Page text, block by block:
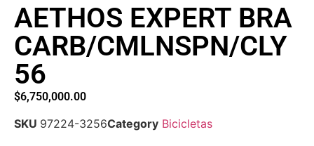
AETHOS EXPERT BRA
CARB/CMLNSPN/CLY
56
$6,750,000.00
SKU 97224-3256Category Bicicletas